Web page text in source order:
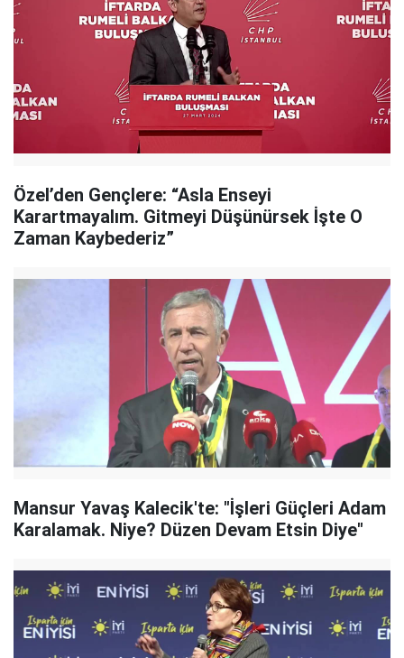
Özel’den Gençlere: “Asla Enseyi
Karartmayalım. Gitmeyi Düşünürsek İşte O
Zaman Kaybederiz”
Mansur Yavaş Kalecik'te: "İşleri Güçleri Adam
Karalamak. Niye? Düzen Devam Etsin Diye"